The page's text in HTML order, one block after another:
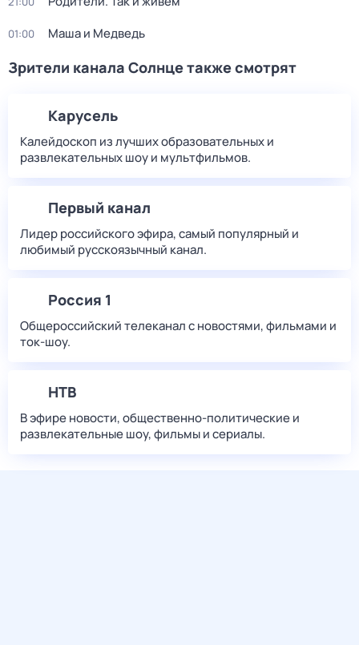
01:00 Маша и Медведь
Зрители канала Солнце также смотрят
Карусель
Калейдоскоп из лучших образовательных и
развлекательных шоу и мультфильмов.
Первый канал
Лидер российского эфира, самый популярный и
любимый русскоязычный канал.
Россия 1
Общероссийский телеканал с новостями, фильмами и
ток-шоу.
НТВ
В эфире новости, общественно-политические и
развлекательные шоу, фильмы и сериалы.